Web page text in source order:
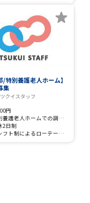
/特別養護老人ホーム】
集
クイスタッフ
円
特別養護老人ホームでの調理業務
2日制
ト制によるローテーション勤務